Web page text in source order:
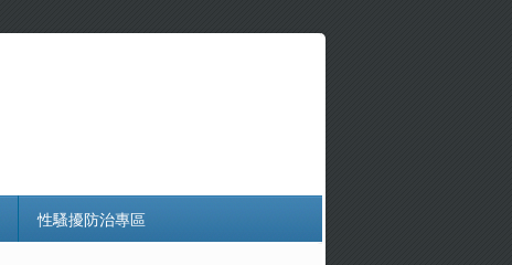
性騷擾防治專區